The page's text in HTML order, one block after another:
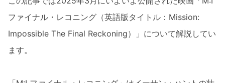
ファイナル・レコニング（英語版タイトル：Mission:
Impossible The Final Reckoning）」について解説してい
ます。